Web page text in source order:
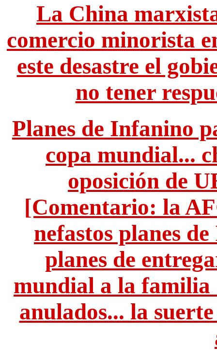
La China
comercio minorista
este desastre el
no tener
Planes de Infanino
copa mundial...
oposición de
[Comentario: la
nefastos planes
planes de
mundial a la familia
anulados... la